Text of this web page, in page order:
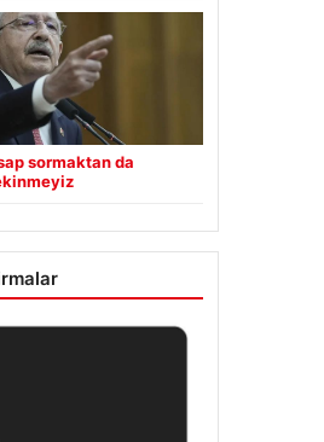
sormaktan da